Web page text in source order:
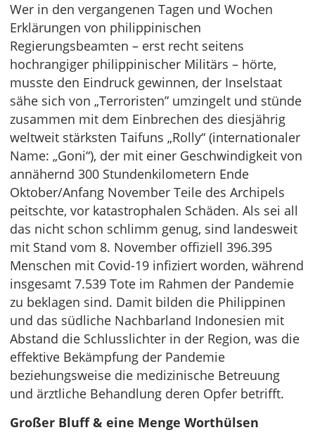
Wer in den vergangenen Tagen und Wochen
Erklärungen von philippinischen
Regierungsbeamten – erst recht seitens
hochrangiger philippinischer Militärs – hörte,
musste den Eindruck gewinnen, der Inselstaat
sähe sich von „Terroristen” umzingelt und stünde
zusammen mit dem Einbrechen des diesjährig
weltweit stärksten Taifuns „Rolly“ (internationaler
Name: „Goni“), der mit einer Geschwindigkeit von
annähernd 300 Stundenkilometern Ende
Oktober/Anfang November Teile des Archipels
peitschte, vor katastrophalen Schäden. Als sei all
das nicht schon schlimm genug, sind landesweit
mit Stand vom 8. November offiziell 396.395
Menschen mit Covid-19 infiziert worden, während
insgesamt 7.539 Tote im Rahmen der Pandemie
zu beklagen sind. Damit bilden die Philippinen
und das südliche Nachbarland Indonesien mit
Abstand die Schlusslichter in der Region, was die
effektive Bekämpfung der Pandemie
beziehungsweise die medizinische Betreuung
und ärztliche Behandlung deren Opfer betrifft.
Großer Bluff & eine Menge Worthülsen